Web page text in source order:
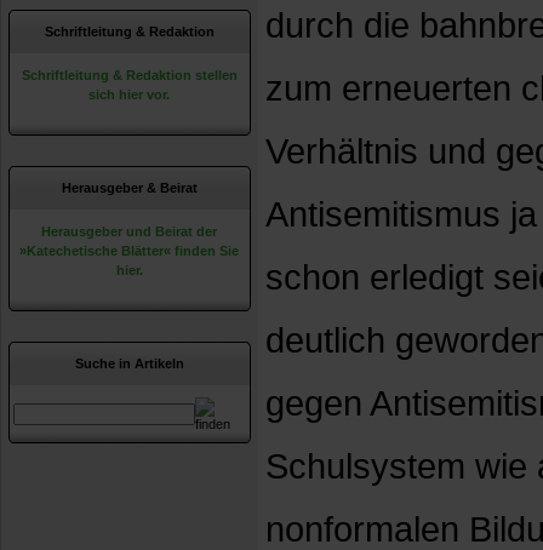
Schriftleitung & Redaktion
Schriftleitung & Redaktion stellen
sich hier vor.
Herausgeber & Beirat
Herausgeber und Beirat der
»Katechetische Blätter« finden Sie
hier.
Suche in Artikeln
durch die
zum erneuerten
Verhältnis und
Antisemitismus
schon erledigt
deutlich
gegen
Schulsystem wie
nonformalen